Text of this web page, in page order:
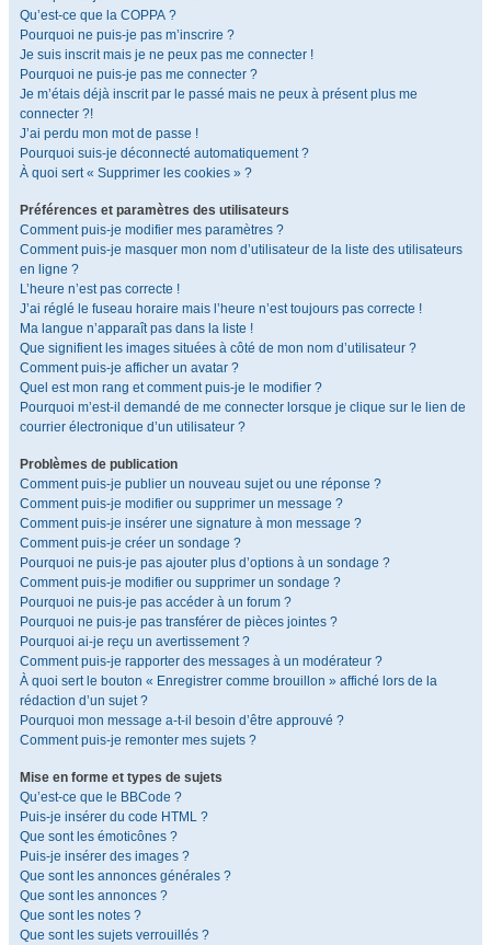
Qu’est-ce que la COPPA ?
Pourquoi ne puis-je pas m’inscrire ?
Je suis inscrit mais je ne peux pas me connecter !
Pourquoi ne puis-je pas me connecter ?
Je m’étais déjà inscrit par le passé mais ne peux à présent plus me
connecter ?!
J’ai perdu mon mot de passe !
Pourquoi suis-je déconnecté automatiquement ?
À quoi sert « Supprimer les cookies » ?
Préférences et paramètres des utilisateurs
Comment puis-je modifier mes paramètres ?
Comment puis-je masquer mon nom d’utilisateur de la liste des utilisateurs
en ligne ?
L’heure n’est pas correcte !
J’ai réglé le fuseau horaire mais l’heure n’est toujours pas correcte !
Ma langue n’apparaît pas dans la liste !
Que signifient les images situées à côté de mon nom d’utilisateur ?
Comment puis-je afficher un avatar ?
Quel est mon rang et comment puis-je le modifier ?
Pourquoi m’est-il demandé de me connecter lorsque je clique sur le lien de
courrier électronique d’un utilisateur ?
Problèmes de publication
Comment puis-je publier un nouveau sujet ou une réponse ?
Comment puis-je modifier ou supprimer un message ?
Comment puis-je insérer une signature à mon message ?
Comment puis-je créer un sondage ?
Pourquoi ne puis-je pas ajouter plus d’options à un sondage ?
Comment puis-je modifier ou supprimer un sondage ?
Pourquoi ne puis-je pas accéder à un forum ?
Pourquoi ne puis-je pas transférer de pièces jointes ?
Pourquoi ai-je reçu un avertissement ?
Comment puis-je rapporter des messages à un modérateur ?
À quoi sert le bouton « Enregistrer comme brouillon » affiché lors de la
rédaction d’un sujet ?
Pourquoi mon message a-t-il besoin d’être approuvé ?
Comment puis-je remonter mes sujets ?
Mise en forme et types de sujets
Qu’est-ce que le BBCode ?
Puis-je insérer du code HTML ?
Que sont les émoticônes ?
Puis-je insérer des images ?
Que sont les annonces générales ?
Que sont les annonces ?
Que sont les notes ?
Que sont les sujets verrouillés ?